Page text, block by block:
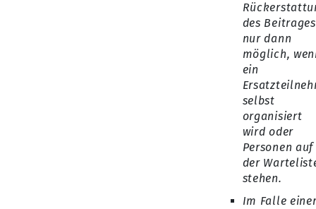
des Beitrages
nur dann
möglich,
ein
selbst
organisiert
wird oder
Personen auf
der
stehen.
Im Falle